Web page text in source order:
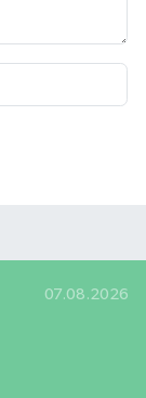
07.08.2026